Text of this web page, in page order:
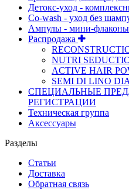
Детокс-уход -
Co-wash - уход без
Ампулы - мини-флаконы
Распродажа
NUTRI
ACTIVE HAIR
SEMI DI LINO
СПЕЦИАЛЬНЫЕ
РЕГИСТРАЦИИ
Техническая группа
Аксессуары
Разделы
Статьи
Доставка
Обратная связь